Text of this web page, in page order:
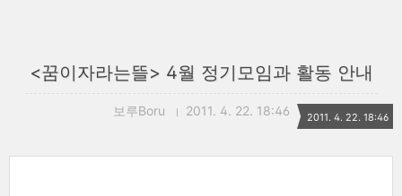
<꿈이자라는뜰> 4월 정기모임과 활동 안내
보루Boru 2011. 4. 22. 18:46 2011. 4. 22. 18:46